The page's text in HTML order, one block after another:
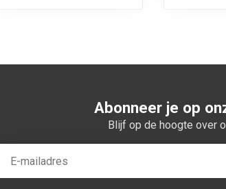
Abonneer je op
Blijf op de hoogte over